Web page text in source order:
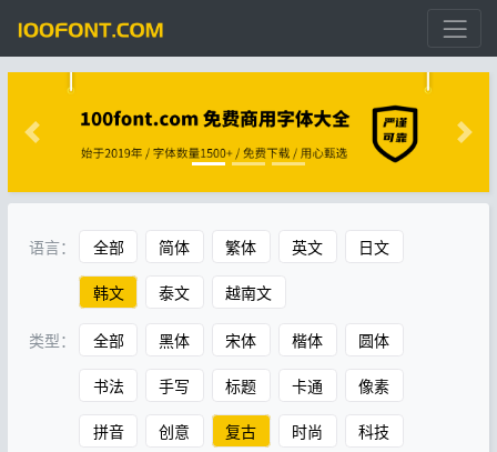
语言： 全部 简体 繁体 英文 日文
韩文 泰文 越南文
类型： 全部 黑体 宋体 楷体 圆体
书法 手写 标题 卡通 像素
拼音 创意 复古 时尚 科技